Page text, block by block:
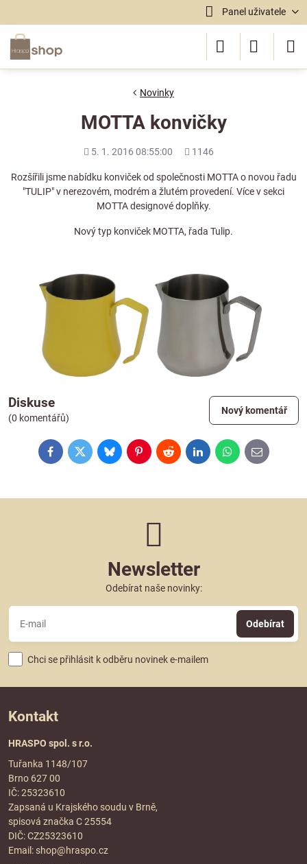
Panel uživatele
Novinky
MOTTA konvičky
Přidáno
5. 1. 2016 08:55:00
Počet
1146
Rozšířili jsme nabídku konviček od společnosti MOTTA o novou řadu
"TULIP" v nerezovém, modrém a žlutém provedení. Více v sekci
MOTTA designové doplňky.
Nový typ konviček MOTTA, řada Tulip.
Diskuse
(0 komentářů)
Nový komentář
FacebookTwitterBlueskyPinterestRedditLinkedInWhatsApp
E-
mail
Newsletter
Odebírat naše novinky:
Odebírat
Chci se přihlásit k odběru novinek e-mailem
Kontakt
HRASPO spol. s r.o.
Tuřanka 1148/107
Brno 627 00
IČ: 25323610
Zapsaná u Krajského soudu v Brně,
spisová značka C 25554
DIČ: CZ25323610
Email: shop@hraspo.cz